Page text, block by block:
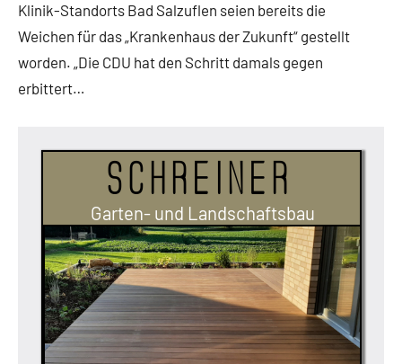
Klinik-Standorts Bad Salzuflen seien bereits die
Weichen für das „Krankenhaus der Zukunft“ gestellt
worden. „Die CDU hat den Schritt damals gegen
erbittert…
Schreiner
Garten- und Landschaftsbau